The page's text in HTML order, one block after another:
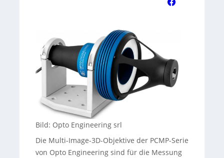
Bild: Opto Engineering srl
Die Multi-Image-3D-Objektive der PCMP-Serie
von Opto Engineering sind für die Messung